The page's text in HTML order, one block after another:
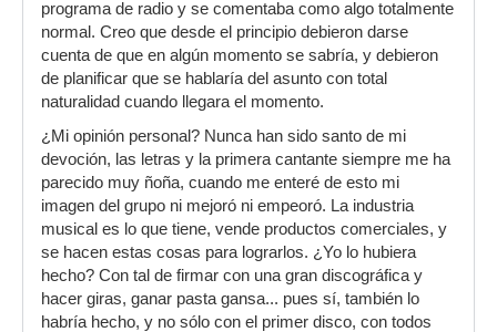
programa de radio y se comentaba como algo totalmente
normal. Creo que desde el principio debieron darse
cuenta de que en algún momento se sabría, y debieron
de planificar que se hablaría del asunto con total
naturalidad cuando llegara el momento.
¿Mi opinión personal? Nunca han sido santo de mi
devoción, las letras y la primera cantante siempre me ha
parecido muy ñoña, cuando me enteré de esto mi
imagen del grupo ni mejoró ni empeoró. La industria
musical es lo que tiene, vende productos comerciales, y
se hacen estas cosas para lograrlos. ¿Yo lo hubiera
hecho? Con tal de firmar con una gran discográfica y
hacer giras, ganar pasta gansa... pues sí, también lo
habría hecho, y no sólo con el primer disco, con todos